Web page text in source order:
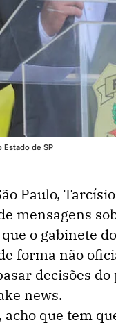
Estado de SP
Paulo,
mensagens
que o gabinete
forma não
decisões
news.
acho que tem